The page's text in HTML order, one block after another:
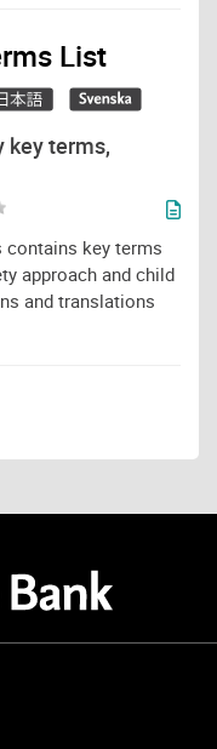
List
key terms,
contains key terms
approach and child
and translations